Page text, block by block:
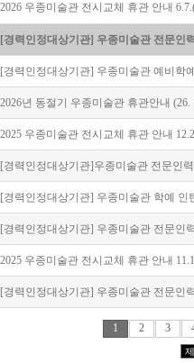
2026 우종미술관 전시교체 휴관 안내
[경력인정대상기관] 우종미술관 전문인
[경력인정대상기관] 우종미술관 예비학
2026년 동절기 우종미술관 휴관안내 (26.
2025 우종미술관 전시교체 휴관 안내
[경력인정대상기관]우종미술관 전문인
[경력인정대상기관] 우종미술관 학예 인
[경력인정대상기관] 우종미술관 전문인
2025 우종미술관 전시교체 휴관 안내
[경력인정대상기관] 우종미술관 전문인
1 2 3